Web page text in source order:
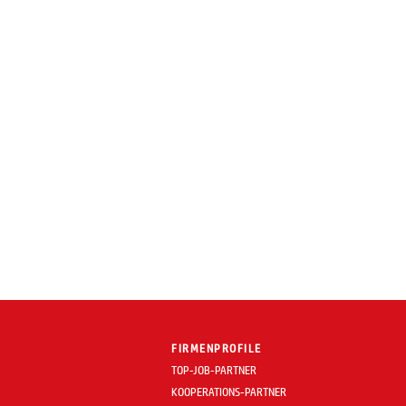
FIRMENPROFILE
TOP-JOB-PARTNER
KOOPERATIONS-PARTNER